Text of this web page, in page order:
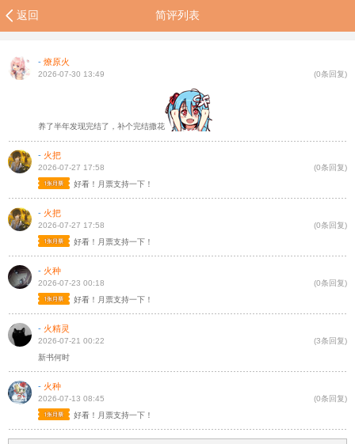
返回 简评列表
- 燎原火
2026-07-30 13:49 (0条回复)
养了半年发现完结了，补个完结撒花
- 火把
2026-07-27 17:58
(0条回复)
好看！月票支持一下！
- 火把
2026-07-27 17:58
(0条回复)
好看！月票支持一下！
- 火种
2026-07-23 00:18
(0条回复)
好看！月票支持一下！
- 火精灵
2026-07-21 00:22
(3条回复)
新书何时
- 火种
2026-07-13 08:45
(0条回复)
好看！月票支持一下！